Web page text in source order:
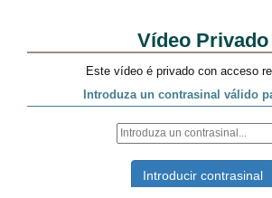
29 de xan. de 2024